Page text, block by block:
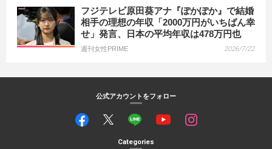
フジテレビ原田葵アナ『ぽかぽか』で結婚
相手の理想の年収「2000万円がいちばん幸
せ」発言、日本の平均年収は478万円也
週刊女性PRIME 2026/7/22
公式アカウントをフォロー
Categories